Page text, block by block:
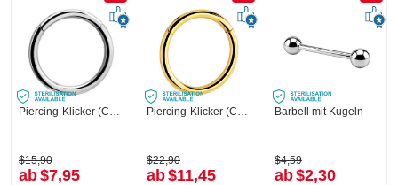
Piercing-Klicker (Chirurgenstahl, silber, glänzend)
$15,90
ab$7,95
Piercing-Klicker (Chirurgenstahl, gold, glänzend)
$22,90
ab$11,45
Barbell mit Kugeln
$4,59
ab$2,30